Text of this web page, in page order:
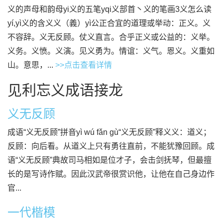
义的声母和韵母yi义的五笔yqi义部首丶义的笔画3义怎么读
yí,yì义的含义义（義）yì公正合宜的道理或举动：正义。义
不容辞。义无反顾。仗义直言。合乎正义或公益的：义举。
义务。义愤。义演。见义勇为。情谊：义气。恩义。义重如
山。意思，... >>点击查看详情
见利忘义成语接龙
义无反顾
成语“义无反顾”拼音yì wú fǎn gù“义无反顾”释义义：道义；
反顾：向后看。从道义上只有勇往直前，不能犹豫回顾。成
语“义无反顾”典故司马相如是位才子，会击剑抚琴，但最擅
长的是写诗作赋。因此汉武帝很赏识他，让他在自己身边作
官...
一代楷模